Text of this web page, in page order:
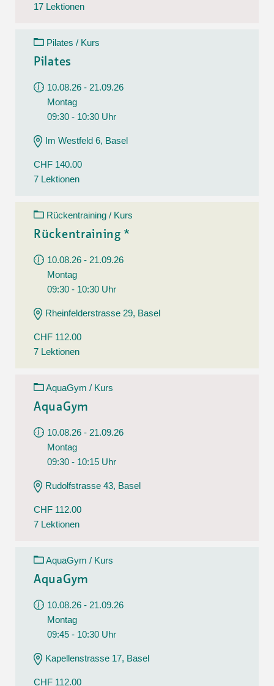
17 Lektionen
Pilates / Kurs
Pilates
10.08.26 - 21.09.26
Montag
09:30 - 10:30 Uhr
Im Westfeld 6, Basel
CHF 140.00
7 Lektionen
Rückentraining / Kurs
Rückentraining *
10.08.26 - 21.09.26
Montag
09:30 - 10:30 Uhr
Rheinfelderstrasse 29, Basel
CHF 112.00
7 Lektionen
AquaGym / Kurs
AquaGym
10.08.26 - 21.09.26
Montag
09:30 - 10:15 Uhr
Rudolfstrasse 43, Basel
CHF 112.00
7 Lektionen
AquaGym / Kurs
AquaGym
10.08.26 - 21.09.26
Montag
09:45 - 10:30 Uhr
Kapellenstrasse 17, Basel
CHF 112.00